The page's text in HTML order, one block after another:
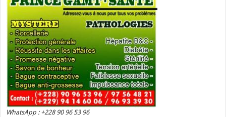
WhatsApp : +228 90 96 53 96